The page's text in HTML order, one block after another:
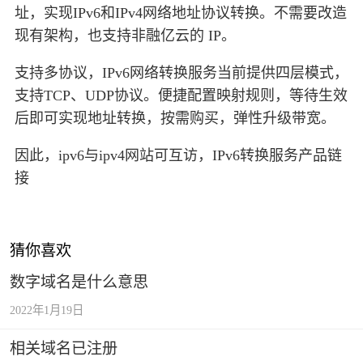
址，实现IPv6和IPv4网络地址协议转换。不需要改造
现有架构，也支持非融亿云的 IP。
支持多协议，IPv6网络转换服务当前提供四层模式，
支持TCP、UDP协议。便捷配置映射规则，等待生效
后即可实现地址转换，按需购买，弹性升级带宽。
因此，ipv6与ipv4网站可互访，IPv6转换服务产品链
接
猜你喜欢
数字域名是什么意思
2022年1月19日
相关域名已注册